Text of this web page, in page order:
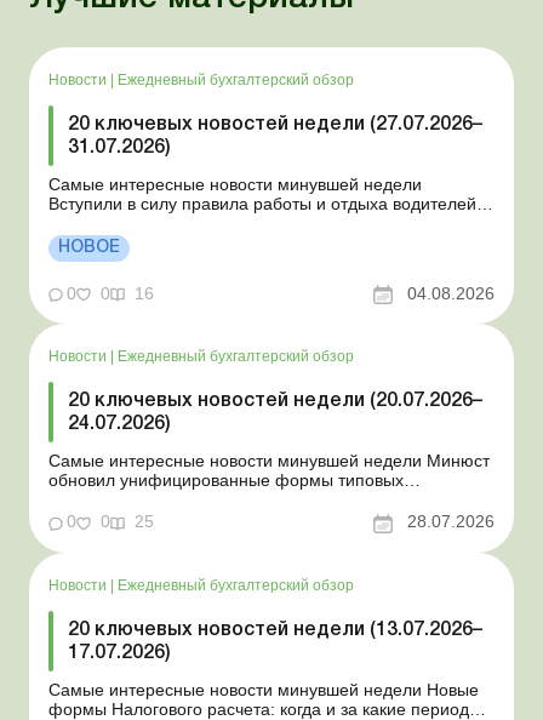
Новости Ежедневный бухгалтерский обзор
20 ключевых новостей недели (27.07.2026–
31.07.2026)
Самые интересные новости минувшей недели
Вступили в силу правила работы и отдыха водителей
положении Для сельхозпредприятий и ФЛП введены
новые разовые статистические формы Со 2 августа
изменяется порядок зачисления отдельных периодов
работы в стр...
НОВОЕ
0 0 16 04.08.2026
Новости Ежедневный бухгалтерский обзор
20 ключевых новостей недели (20.07.2026–
24.07.2026)
Самые интересные новости минувшей недели Минюст
обновил унифицированные формы типовых
новость о создании координационного центра по
статус «в розыске»: что нужно знать работодателям
Закон о ВПЛ: ка...
0 0 25 28.07.2026
Новости | Ежедневный бухгалтерский обзор
20 ключевых новостей недели (13.07.2026–
17.07.2026)
Самые интересные новости минувшей недели Новые
формы Налогового расчета: когда и за какие периоды